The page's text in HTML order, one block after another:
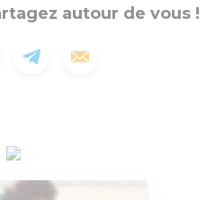
autour de vous !